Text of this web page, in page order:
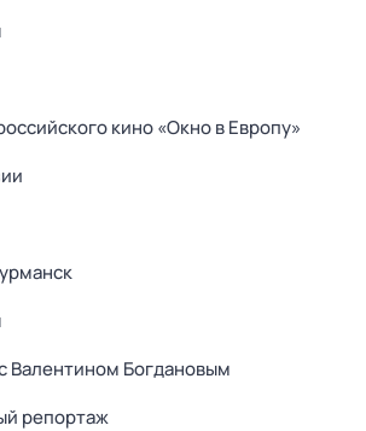
кино «Окно в Европу»
Валентином Богдановым
репортаж